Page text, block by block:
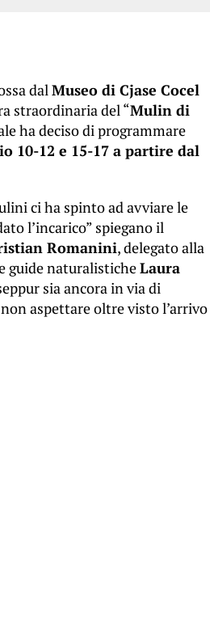
dalMuseo di Cjase Cocel
straordinaria del “Mulin di
ha deciso di programmare
10-12 e 15-17 a partire dal
ci ha spinto ad avviare le
l’incarico” spiegano il
Romanini, delegato alla
guide naturalisticheLaura
sia ancora in via di
aspettare oltre visto l’arrivo